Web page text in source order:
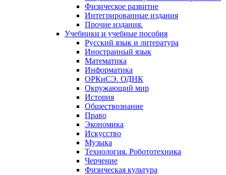
Физическое развитие
Интегрированные издания
Прочие издания.
Учебники и учебные пособия
Русский язык и литература
Иностранный язык
Математика
Информатика
ОРКиСЭ. ОДНК
Окружающий мир
История
Обществознание
Право
Экономика
Искусство
Музыка
Технология. Робототехника
Черчение
Физическая культура